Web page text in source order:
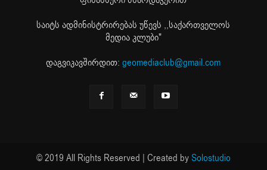
საიტს ადმინისტრირებას უწევს ,,საქართველოს
მედია კლუბი"
დაგვიკავშირდით:geomediaclub@gmail.com
© 2019 All Rights Reserved | Created bySolostudio